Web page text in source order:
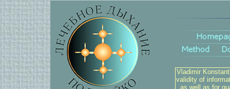
Vladimir
validity of
as well as for